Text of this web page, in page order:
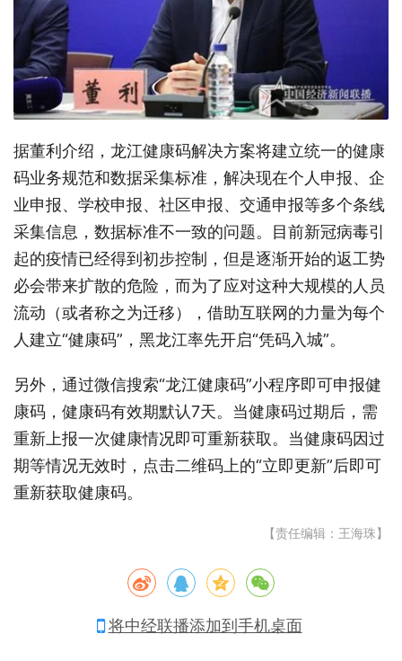
据董利介绍，龙江健康码解决方案将建立统一的健康
码业务规范和数据采集标准，解决现在个人申报、企
业申报、学校申报、社区申报、交通申报等多个条线
采集信息，数据标准不一致的问题。目前新冠病毒引
起的疫情已经得到初步控制，但是逐渐开始的返工势
必会带来扩散的危险，而为了应对这种大规模的人员
流动（或者称之为迁移），借助互联网的力量为每个
人建立“健康码”，黑龙江率先开启“凭码入城”。
另外，通过微信搜索“龙江健康码”小程序即可申报健
康码，健康码有效期默认7天。当健康码过期后，需
重新上报一次健康情况即可重新获取。当健康码因过
期等情况无效时，点击二维码上的“立即更新”后即可
重新获取健康码。
【责任编辑：王海珠】
将中经联播添加到手机桌面